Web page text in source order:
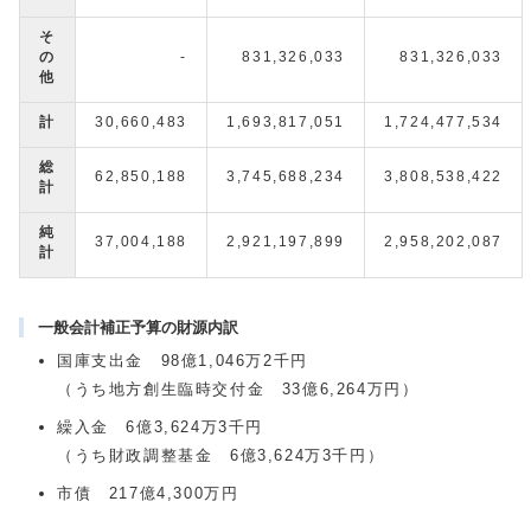
そ
の
他
- 831,326,033 831,326,033
計 30,660,483 1,693,817,051 1,724,477,534
総
計
62,850,188 3,745,688,234 3,808,538,422
純
計
37,004,188 2,921,197,899 2,958,202,087
一般会計補正予算の財源内訳
国庫支出金 98億1,046万2千円
（うち地方創生臨時交付金 33億6,264万円）
繰入金 6億3,624万3千円
（うち財政調整基金 6億3,624万3千円）
市債 217億4,300万円